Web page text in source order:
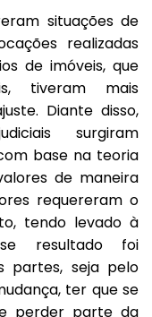
situações de
realizadas
de imóveis, que
tiveram mais
Diante disso,
surgiram
base na teoria
de maneira
requereram o
tendo levado à
resultado foi
partes, seja pelo
ter que se
perder parte da